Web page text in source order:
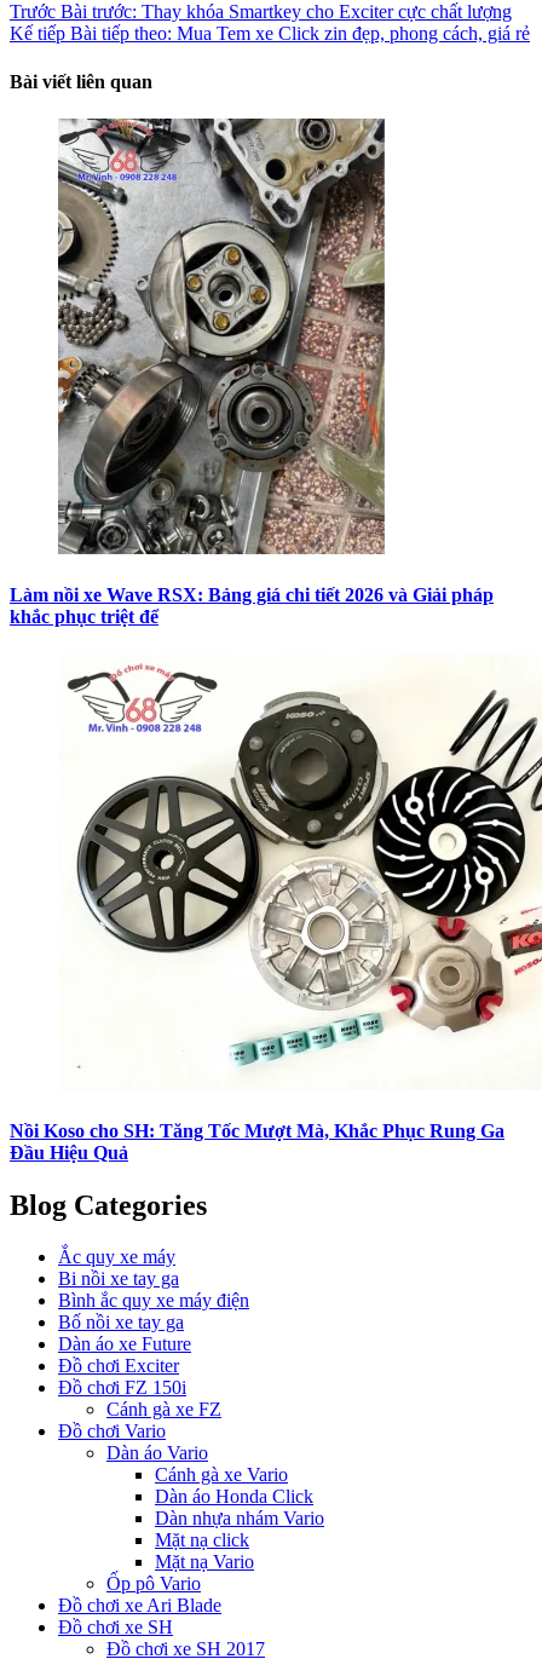
Trước Bài trước: Thay khóa Smartkey cho Exciter cực chất lượng
Kế tiếp Bài tiếp theo: Mua Tem xe Click zin đẹp, phong cách, giá rẻ
Bài viết liên quan
Làm nồi xe Wave RSX: Bảng giá chi tiết 2026 và Giải pháp
khắc phục triệt để
Nồi Koso cho SH: Tăng Tốc Mượt Mà, Khắc Phục Rung Ga
Đầu Hiệu Quả
Blog Categories
Ắc quy xe máy
Bi nồi xe tay ga
Bình ắc quy xe máy điện
Bố nồi xe tay ga
Dàn áo xe Future
Đồ chơi Exciter
Đồ chơi FZ 150i
Cánh gà xe FZ
Đồ chơi Vario
Dàn áo Vario
Cánh gà xe Vario
Dàn áo Honda Click
Dàn nhựa nhám Vario
Mặt nạ click
Mặt nạ Vario
Ốp pô Vario
Đồ chơi xe Ari Blade
Đồ chơi xe SH
Đồ chơi xe SH 2017